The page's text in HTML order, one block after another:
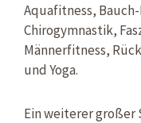
Aquafitness,
Chirogymnastik,
Männerfitness,
und Yoga.
Ein weiterer großer